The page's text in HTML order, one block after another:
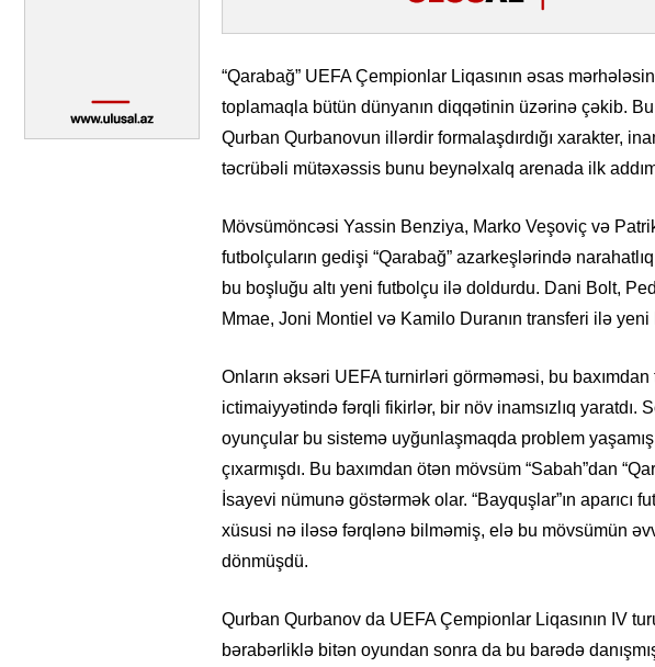
“Qarabağ” UEFA Çempionlar Liqasının əsas
toplamaqla bütün dünyanın diqqətinin üzərinə çəkib.
Qurban Qurbanovun illərdir formalaşdırdığı xarakter,
təcrübəli mütəxəssis bunu beynəlxalq arenada ilk
Mövsümöncəsi Yassin Benziya, Marko Veşoviç və
futbolçuların gedişi “Qarabağ” azarkeşlərində
bu boşluğu altı yeni futbolçu ilə doldurdu. Dani Bolt,
Mmae, Joni Montiel və Kamilo Duranın transferi ilə yeni
Onların əksəri UEFA turnirləri görməməsi, bu baxımdan
ictimaiyyətində fərqli fikirlər, bir növ inamsızlıq yaratdı.
oyunçular bu sistemə uyğunlaşmaqda problem
çıxarmışdı. Bu baxımdan ötən mövsüm “Sabah”dan
İsayevi nümunə göstərmək olar. “Bayquşlar”ın aparıcı
xüsusi nə iləsə fərqlənə bilməmiş, elə bu mövsümün
dönmüşdü.
Qurban Qurbanov da UEFA Çempionlar Liqasının IV
bərabərliklə bitən oyundan sonra da bu barədə